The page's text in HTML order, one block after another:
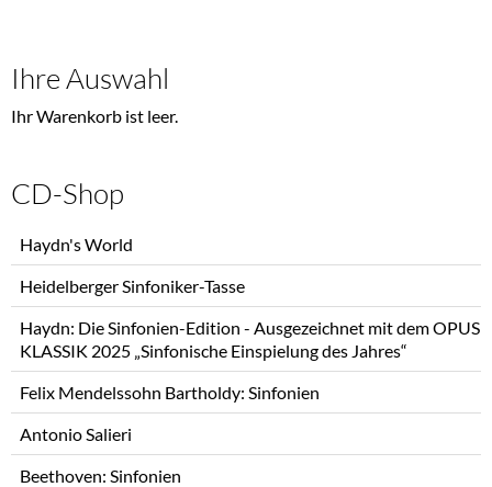
Ihre Auswahl
Ihr Warenkorb ist leer.
CD-Shop
überspringen
Haydn's World
Heidelberger Sinfoniker-Tasse
Haydn: Die Sinfonien-Edition - Ausgezeichnet mit dem OPUS
KLASSIK 2025 „Sinfonische Einspielung des Jahres“
Felix Mendelssohn Bartholdy: Sinfonien
Antonio Salieri
Beethoven: Sinfonien